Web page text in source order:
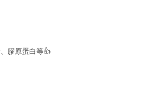
膠原蛋白等👍